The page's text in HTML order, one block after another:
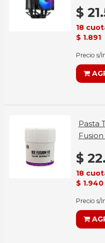
$
18
$ 1.891
Precio s/
Pasta
$
18
$ 1.940
Precio s/